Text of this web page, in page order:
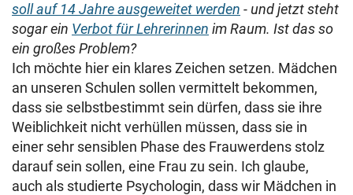
soll auf 14 Jahre ausgeweitet werden - und jetzt steht
sogar ein Verbot für Lehrerinnen im Raum. Ist das so
ein großes Problem?
Ich möchte hier ein klares Zeichen setzen. Mädchen
an unseren Schulen sollen vermittelt bekommen,
dass sie selbstbestimmt sein dürfen, dass sie ihre
Weiblichkeit nicht verhüllen müssen, dass sie in
einer sehr sensiblen Phase des Frauwerdens stolz
darauf sein sollen, eine Frau zu sein. Ich glaube,
auch als studierte Psychologin, dass wir Mädchen in